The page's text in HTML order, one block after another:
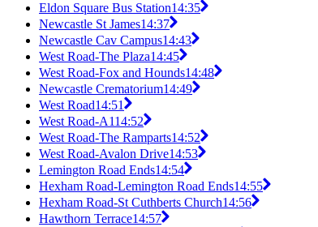
Eldon Square Bus Station14:35
Newcastle St James14:37
Newcastle Cav Campus14:43
West Road-The Plaza14:45
West Road-Fox and Hounds14:48
Newcastle Crematorium14:49
West Road14:51
West Road-A114:52
West Road-The Ramparts14:52
West Road-Avalon Drive14:53
Lemington Road Ends14:54
Hexham Road-Lemington Road Ends14:55
Hexham Road-St Cuthberts Church14:56
Hawthorn Terrace14:57